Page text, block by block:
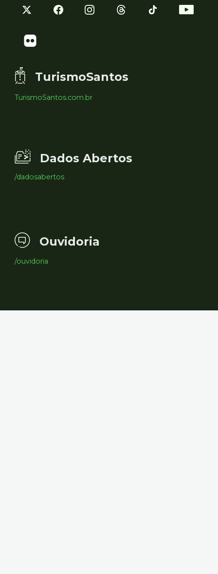
TurismoSantos
TurismoSantos.com.br
Dados Abertos
/dadosabertos
Ouvidoria
/ouvidoria